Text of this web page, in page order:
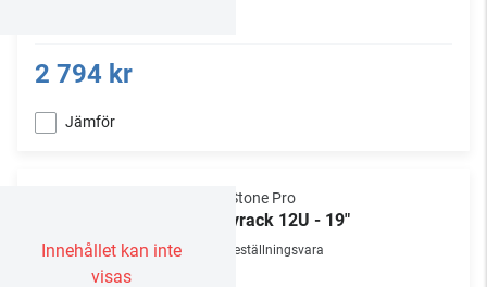
2 794 kr
Jämför
Innehållet kan inte
visas
NorStone Pro
Golvrack 12U - 19"
Beställningsvara